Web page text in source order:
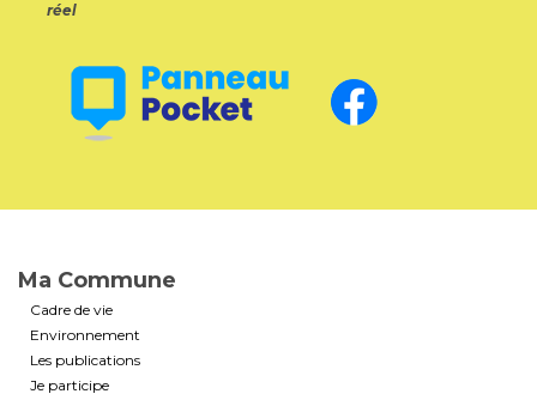
réel
Ma Commune
Cadre de vie
Environnement
Les publications
Je participe